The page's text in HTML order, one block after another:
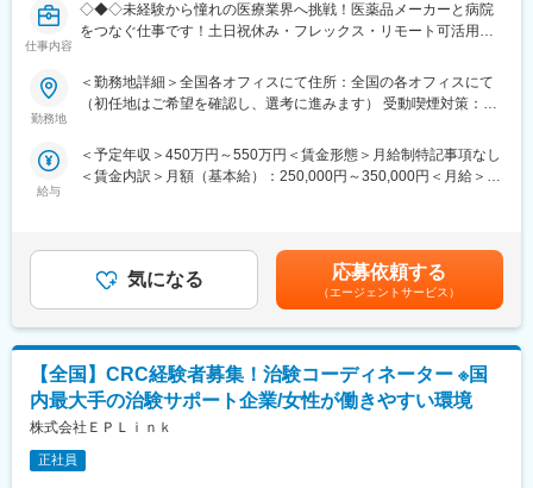
ど、徐々に業務を身に着けていきます。確認テストやチェックシ
ートを用いながら習熟度を測り、入社後1年程度で一人で担当を持
てフォローを行う体制が整っています。
■同社の魅力：
られます。また、家族の急な体調不良や突発休の場合にも周囲が
代理対応をしてくれる風土があり、チームワークが強みです。
い女性も活躍しやすい環境です。正社員の場合、転勤可能性はあ
りますが、定期的にあるものではなく適性や希望に応じて配置し
ています。
変更の範囲：会社の定める業務
仕事内容
◇◆◇未経験から憧れの医療業界へ挑戦！医薬品メーカーと病院
をつなぐ仕事です！土日祝休み・フレックス・リモート可活用可
ーン・Iターンの方も大歓迎です◇◆◇
ぐ、架け橋のようなお仕事です。正式名称をSMA（治験事務局担
当）といい、医療業界の専門職種となります。
かせないフローに携わることができ、多種多様な新薬開発を支援
する事で、日本の医療を支えるやりがいがあります。
【業務詳細】
■業務内容：
製薬企業や治験実施施設(病院)に対し、治験実施のための各種折衝
や環境整備支援、事務業務などを担当していただきます。治験開
始の準備・開始・終了までのプロセスを推進頂きます。
■具体的には…：
勤務地
＜勤務地詳細＞全国各オフィスにて住所：全国の各オフィスにて
（初任地はご希望を確認し、選考に進みます） 受動喫煙対策：そ
業所（リモートワーク含む）
給与
＜予定年収＞450万円～550万円＜賃金形態＞月給制特記事項なし
＜賃金内訳＞月額（基本給）：250,000円～350,000円＜月給＞
(月額)は固定手当を含めた表記です。
気になる 応募依頼する
（エージェントサービス）
【全国】CRC経験者募集！治験コーディネーター ※国
内最大手の治験サポート企業/女性が働きやすい環境
株式会社ＥＰＬｉｎｋ
正社員